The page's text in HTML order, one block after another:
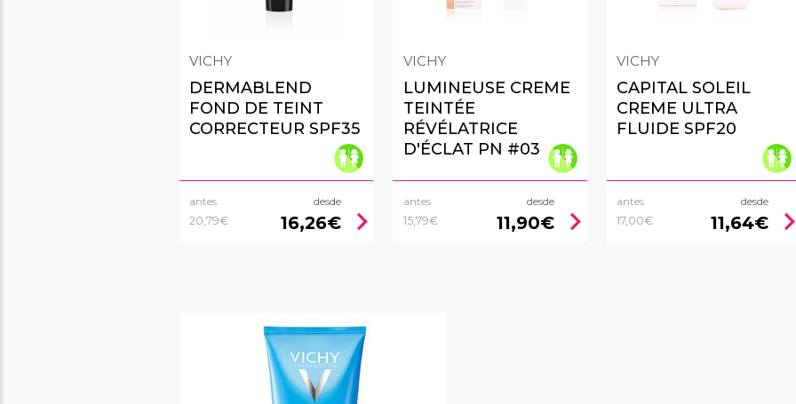
VICHY
DERMABLEND
FOND DE TEINT
CORRECTEUR SPF35
antes
20,79€
desde
16,26€ chevron_right
VICHY
LUMINEUSE CREME
TEINTÉE
RÉVÉLATRICE
D'ÉCLAT PN #03
antes
15,79€
desde
11,90€ chevron_right
VICHY
CAPITAL SOLEIL
CREME ULTRA
FLUIDE SPF20
antes
17,00€
desde
11,64€